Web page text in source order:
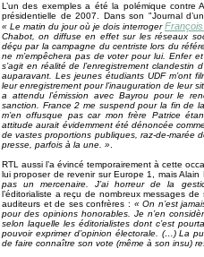
L’un des exemples a été la polémique contre
présidentielle de 2007. Dans son "Journal
« Le matin du jour où je dois interroger
Chabot, on diffuse en effet sur les réseaux
déçu par la campagne du centriste lors du
ne m’empêchera pas de voter pour lui. Enfer
s’agit en réalité de l’enregistrement
auparavant. Les jeunes étudiants UDF m’ont
leur enregistrement pour l’inauguration de leur
a attendu l’émission avec Bayrou pour le
sanction. France 2 me suspend pour la fin de
m’en offusque pas car mon frère Patrice
attitude aurait évidemment été dénoncée
de vastes proportions publiques, raz-de-marée
presse, parfois à la une. ».
RTL aussi l’a évincé temporairement à cette
lui proposer de revenir sur Europe 1, mais
pas un mercenaire. J’ai horreur de la
l’éditorialiste a reçu de nombreux messages
auditeurs et de ses confrères : « On n’est
pour des opinions honorables. Je n’en
selon laquelle les éditorialistes dont c’est
pouvoir exprimer d’opinion électorale. (…) La
de faire connaître son vote (même à son insu)